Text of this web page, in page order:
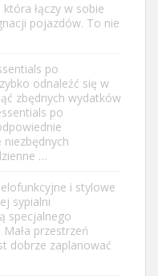
łączy w sobie
pojazdów. To nie
po
odnaleźć się w
zbędnych wydatków
po
…
i stylowe
sypialni
specjalnego
przestrzeń
dobrze zaplanować